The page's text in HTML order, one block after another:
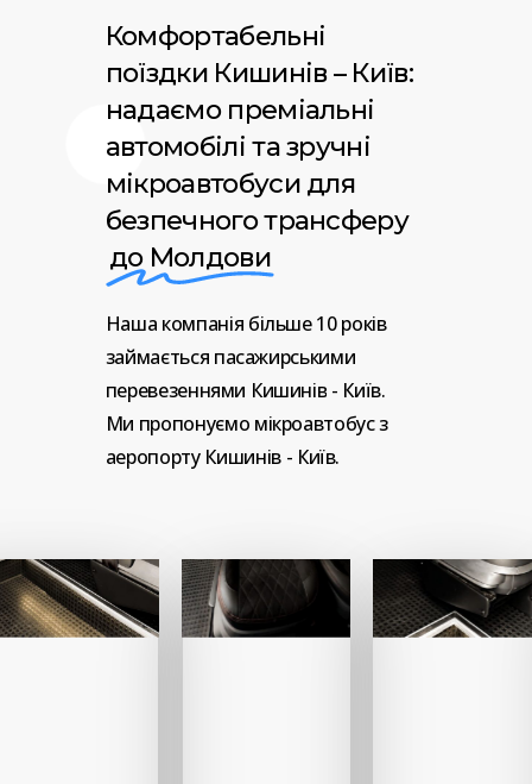
Комфортабельні
поїздки Кишинів – Київ:
надаємо преміальні
автомобілі та зручні
мікроавтобуси для
безпечного трансферу
до Молдови
Наша компанія більше10років
займається пасажирськими
перевезеннями Кишинів - Київ.
Ми пропонуємо мікроавтобусз
аеропорту Кишинів - Київ.